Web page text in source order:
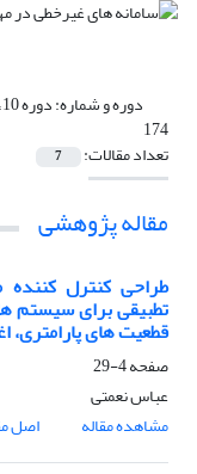
دوره و شماره:
174
تعداد مقالات: 7
مقاله پژوهشی
طراحی کنترل
تطبیقی برای سیستم
قطعیت های
صفحه4-29
عباس نعمتی
مشاهده مقاله
اصل